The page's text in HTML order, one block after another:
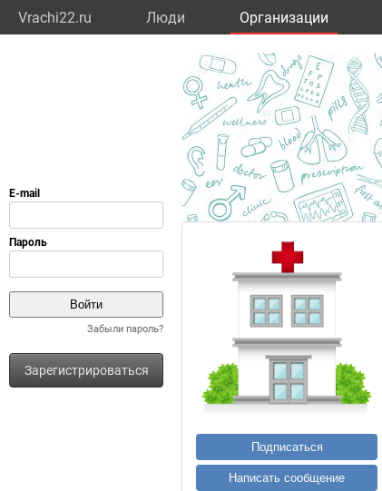
Vrachi22.ru Люди Организации
Забыли пароль?
Зарегистрироваться
Подписаться
Написать сообщение